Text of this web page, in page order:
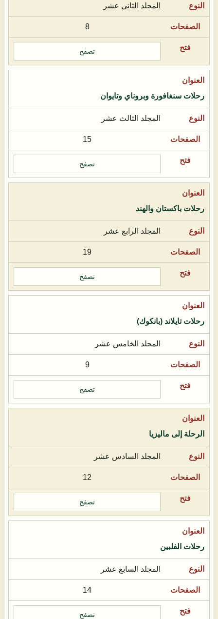
المجلد الثاني عشر
8
تصفح
رحلات سنغافورة وبروناي وتايوان
المجلد الثالث عشر
15
تصفح
رحلات باكستان والهند
المجلد الرابع عشر
19
تصفح
رحلات تايلاند (بانكوك)
المجلد الخامس عشر
9
تصفح
الرحلة إلى ماليزيا
المجلد السادس عشر
12
تصفح
رحلات الفلبين
المجلد السابع عشر
14
تصفح